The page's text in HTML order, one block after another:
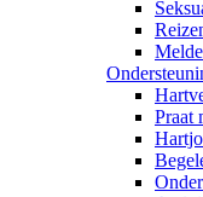
Praat